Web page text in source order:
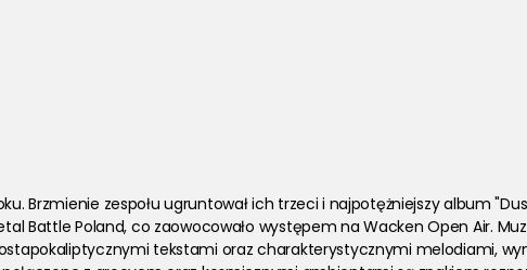
Brzmienie zespołu ugruntował ich trzeci i najpotężniejszy album
Battle Poland, co zaowocowało występem na Wacken Open Air.
tekstami oraz charakterystycznymi melodiami,